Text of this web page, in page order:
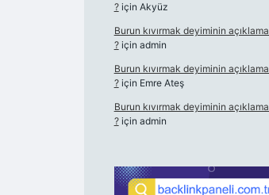
?için Akyüz
Burun kıvırmak deyiminin
?için admin
Burun kıvırmak deyiminin
?için Emre Ateş
Burun kıvırmak deyiminin
?için admin